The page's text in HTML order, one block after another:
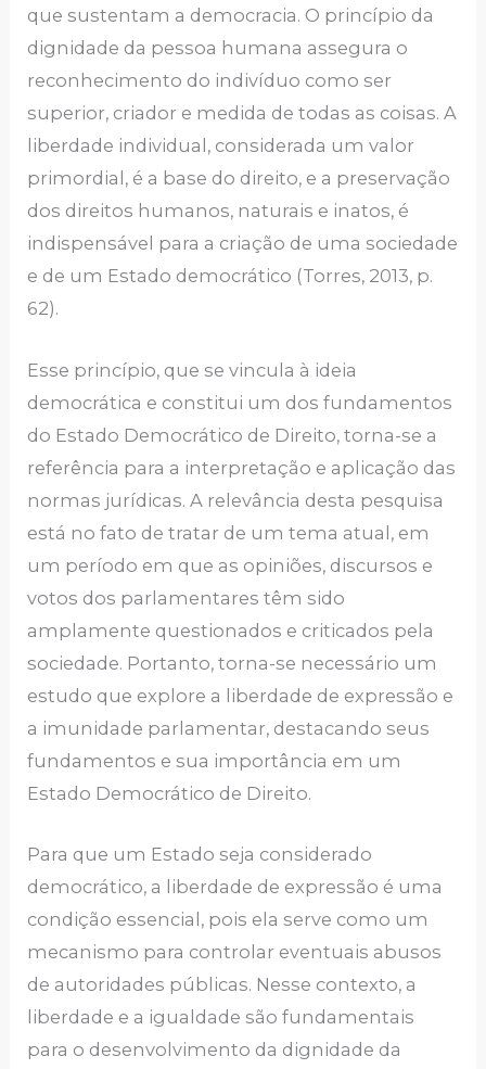
que sustentam a democracia. O princípio da
dignidade da pessoa humana assegura o
reconhecimento do indivíduo como ser
superior, criador e medida de todas as coisas. A
liberdade individual, considerada um valor
primordial, é a base do direito, e a preservação
dos direitos humanos, naturais e inatos, é
indispensável para a criação de uma sociedade
e de um Estado democrático (Torres, 2013, p.
62).
Esse princípio, que se vincula à ideia
democrática e constitui um dos fundamentos
do Estado Democrático de Direito, torna-se a
referência para a interpretação e aplicação das
normas jurídicas. A relevância desta pesquisa
está no fato de tratar de um tema atual, em
um período em que as opiniões, discursos e
votos dos parlamentares têm sido
amplamente questionados e criticados pela
sociedade. Portanto, torna-se necessário um
estudo que explore a liberdade de expressão e
a imunidade parlamentar, destacando seus
fundamentos e sua importância em um
Estado Democrático de Direito.
Para que um Estado seja considerado
democrático, a liberdade de expressão é uma
condição essencial, pois ela serve como um
mecanismo para controlar eventuais abusos
de autoridades públicas. Nesse contexto, a
liberdade e a igualdade são fundamentais
para o desenvolvimento da dignidade da